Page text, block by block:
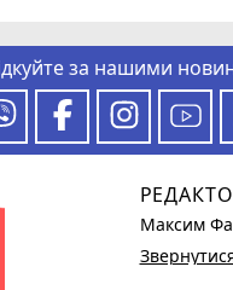
за нашими
Максим